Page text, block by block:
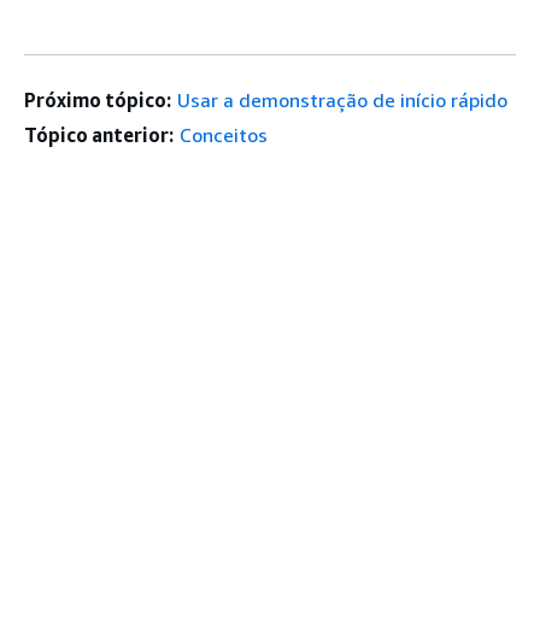
Próximo tópico: Usar a demonstração de início rápido
Tópico anterior: Conceitos